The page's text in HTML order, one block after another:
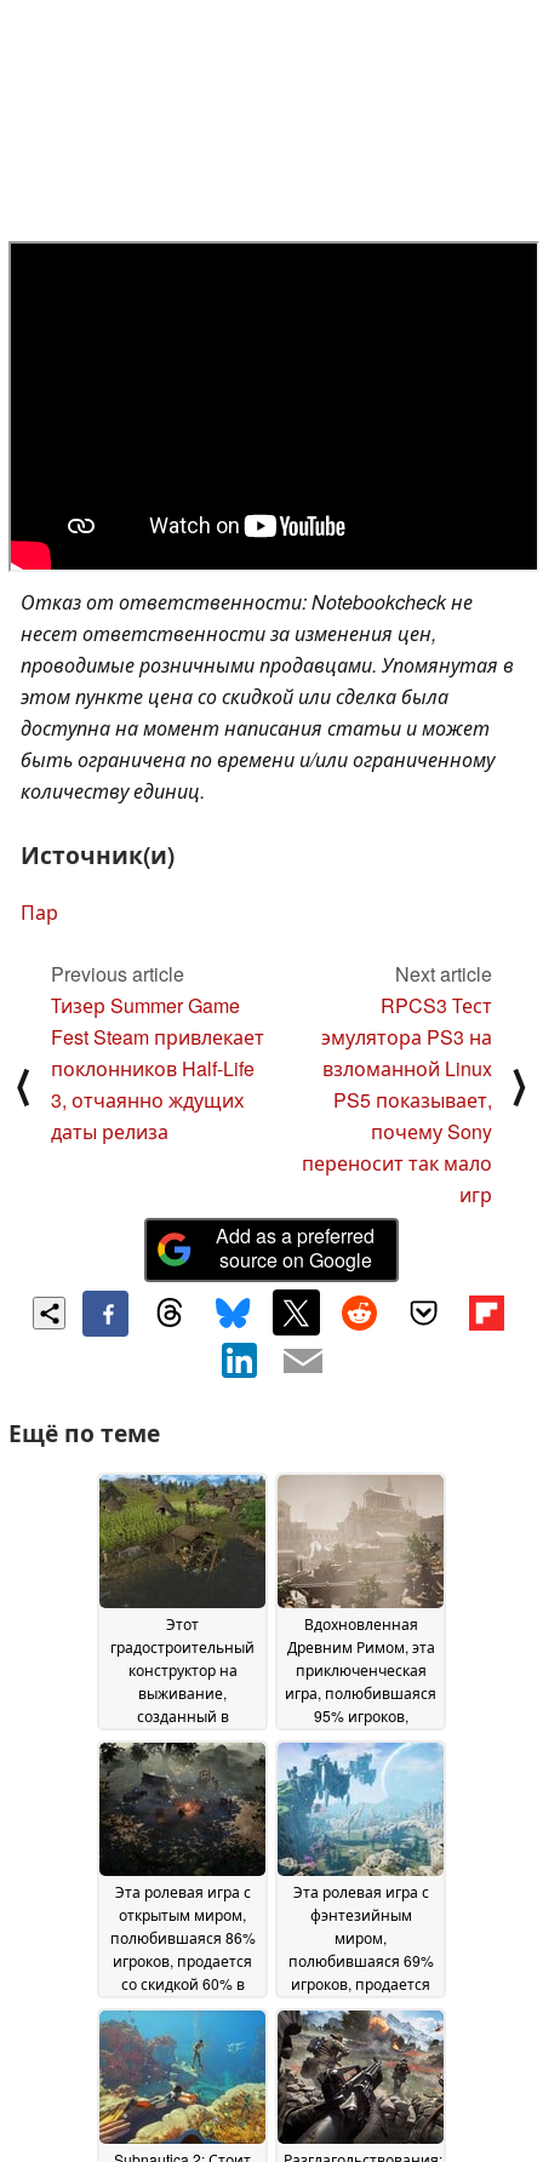
Отказ от ответственности: Notebookcheck не
несет ответственности за изменения цен,
проводимые розничными продавцами. Упомянутая в
этом пункте цена со скидкой или сделка была
доступна на момент написания статьи и может
быть ограничена по времени и/или ограниченному
количеству единиц.
Источник(и)
Пар
⟨
Previous article
Тизер Summer Game
Fest Steam привлекает
поклонников Half-Life
3, отчаянно ждущих
даты релиза
Next article
RPCS3 Тест
эмулятора PS3 на
взломанной Linux
PS5 показывает,
почему Sony
переносит так мало
игр
⟩
Add as a preferred
source on Google
Ещё по теме
Этот
градостроительный
конструктор на
выживание,
созданный в
доисторические
времена,
полюбившийся 86%
игроков, продается
со скидкой 50% в
Steam04 June 2026
Вдохновленная
Древним Римом, эта
приключенческая
игра, полюбившаяся
95% игроков,
продается с 75%
скидкой в Steam02
June 2026
Эта ролевая игра с
открытым миром,
полюбившаяся 86%
игроков, продается
со скидкой 60% в
Steam31 May 2026
Эта ролевая игра с
фэнтезийным
миром,
полюбившаяся 69%
игроков, продается
со скидкой 85% в
Steam26 May 2026